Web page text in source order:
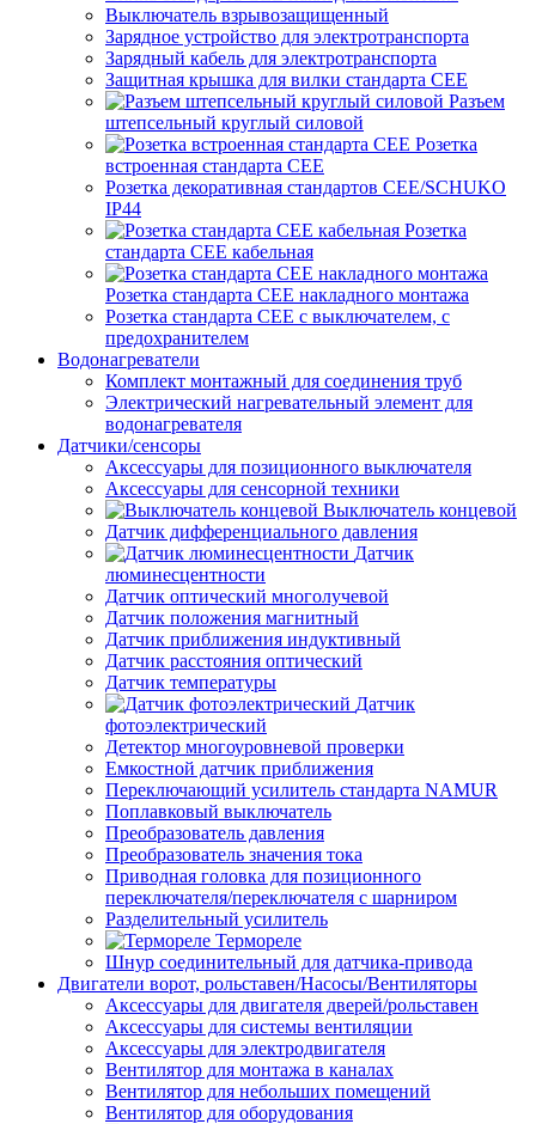
Выключатель взрывозащищенный
Зарядное устройство для электротранспорта
Зарядный кабель для электротранспорта
Защитная крышка для вилки стандарта CEE
Разъем
штепсельный круглый силовой
Розетка
встроенная стандарта CEE
Розетка декоративная стандартов CEE/SCHUKO
IP44
Розетка
стандарта СЕЕ кабельная
Розетка стандарта СЕЕ накладного монтажа
Розетка стандарта СЕЕ с выключателем, с
предохранителем
Водонагреватели
Комплект монтажный для соединения труб
Электрический нагревательный элемент для
водонагревателя
Датчики/сенсоры
Аксессуары для позиционного выключателя
Аксессуары для сенсорной техники
Выключатель концевой
Датчик дифференциального давления
Датчик
люминесцентности
Датчик оптический многолучевой
Датчик положения магнитный
Датчик приближения индуктивный
Датчик расстояния оптический
Датчик температуры
Датчик
фотоэлектрический
Детектор многоуровневой проверки
Емкостной датчик приближения
Переключающий усилитель стандарта NAMUR
Поплавковый выключатель
Преобразователь давления
Преобразователь значения тока
Приводная головка для позиционного
переключателя/переключателя с шарниром
Разделительный усилитель
Термореле
Шнур соединительный для датчика-привода
Двигатели ворот, рольставен/Насосы/Вентиляторы
Аксессуары для двигателя дверей/рольставен
Аксессуары для системы вентиляции
Аксессуары для электродвигателя
Вентилятор для монтажа в каналах
Вентилятор для небольших помещений
Вентилятор для оборудования